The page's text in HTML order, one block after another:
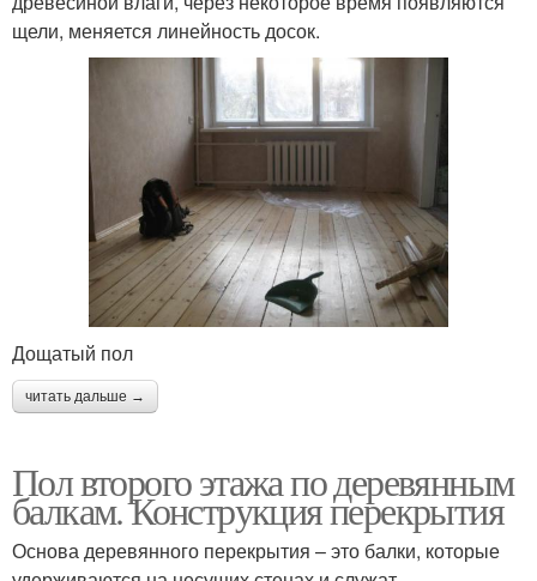
щели, меняется линейность досок.
Дощатый пол
читать дальше →
Пол второго этажа по деревянным
балкам. Конструкция перекрытия
Основа деревянного перекрытия – это балки, которые